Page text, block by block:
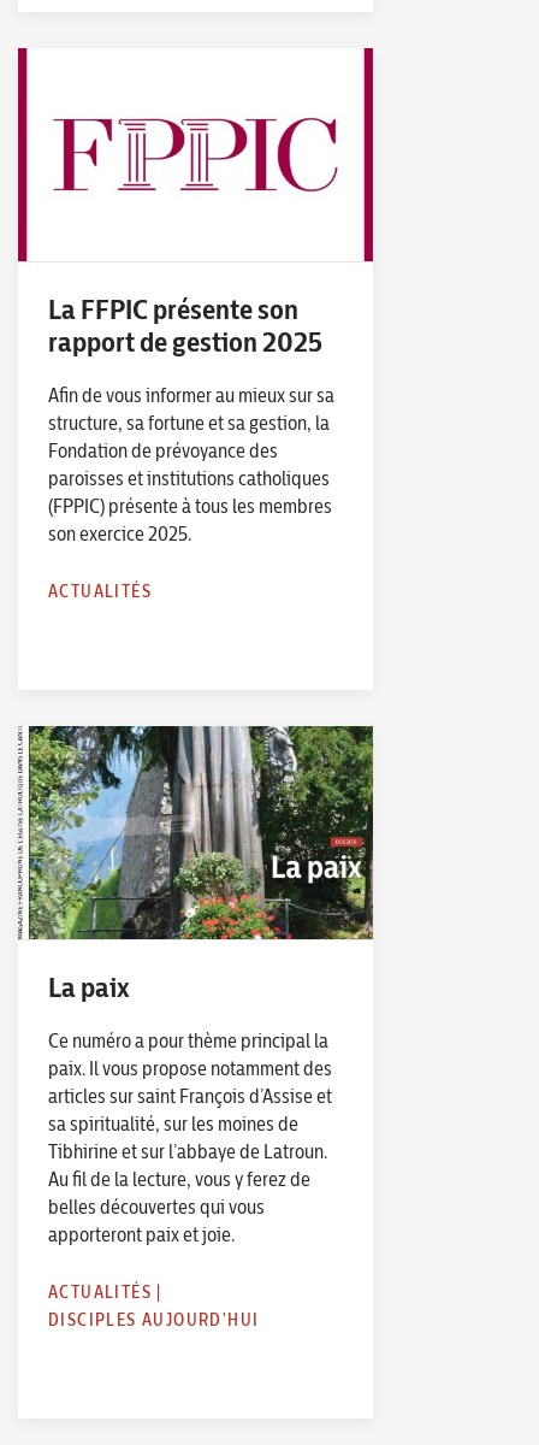
La FFPIC présente son
rapport de gestion 2025
Afin de vous informer au mieux sur sa
structure, sa fortune et sa gestion, la
Fondation de prévoyance des
paroisses et institutions catholiques
(FPPIC) présente à tous les membres
son exercice 2025.
ACTUALITÉS
La paix
Ce numéro a pour thème principal la
paix. Il vous propose notamment des
articles sur saint François d’Assise et
sa spiritualité, sur les moines de
Tibhirine et sur l’abbaye de Latroun.
Au fil de la lecture, vous y ferez de
belles découvertes qui vous
apporteront paix et joie.
ACTUALITÉS
DISCIPLES AUJOURD'HUI